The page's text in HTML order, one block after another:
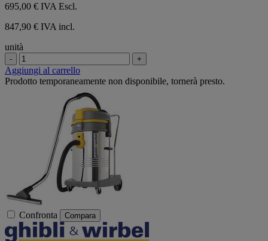
695,00 € IVA Escl.
847,90 € IVA incl.
unità
- +
Aggiungi al carrello
Prodotto temporaneamente non disponibile, tornerà presto.
Confronta Compara